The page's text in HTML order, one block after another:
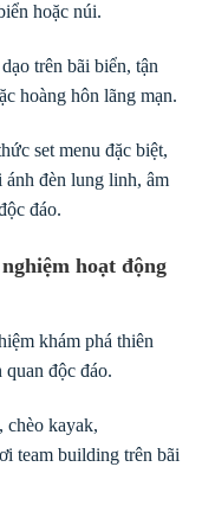
hoặc núi.
trên bãi biển, tận
hoàng hôn lãng mạn.
set menu đặc biệt,
đèn lung linh, âm
đáo.
hoạt động
khám phá thiên
độc đáo.
chèo kayak,
team building trên bãi